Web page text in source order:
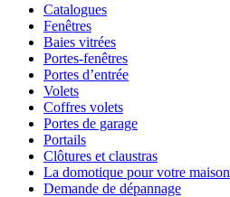
Catalogues
Fenêtres
Baies vitrées
Portes-fenêtres
Portes d’entrée
Volets
Coffres volets
Portes de garage
Portails
Clôtures et claustras
La domotique pour votre maison
Demande de dépannage